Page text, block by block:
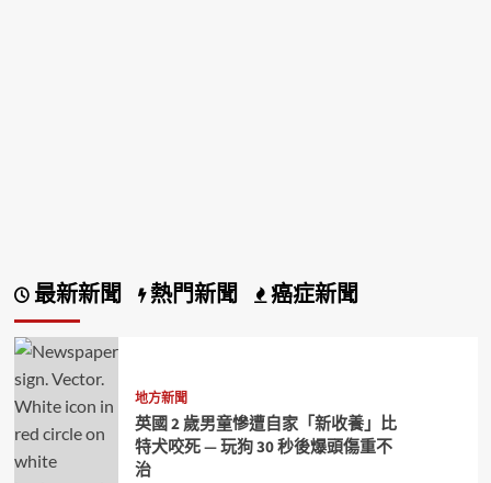
最新新聞 熱門新聞 癌症新聞
地方新聞
英國 2 歲男童慘遭自家「新收養」比
特犬咬死 — 玩狗 30 秒後爆頭傷重不
治